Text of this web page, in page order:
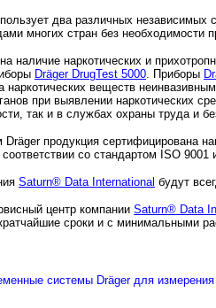
два различных независимых
многих стран без необходимости
наличие наркотических и
Dräger DrugTest 5000 . Приборы
наркотических веществ
при выявлении наркотических
так и в службах охраны труда и
Dräger продукция сертифицирована
со стандартом ISO
Saturn® Data International будут
центр компании Saturn® Data
сроки и с минимальными
системы Dräger для